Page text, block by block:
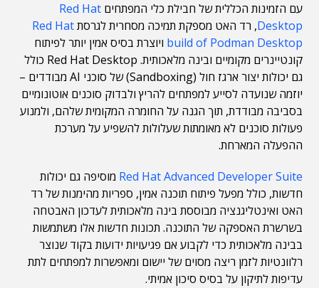
עם הזמינות הכללית של חבילת כלי המפתחים Red Hat
Desktop, רד האט מספקת תמיכה מסחרית לגרסתRed Hat
build of Podman Desktop ויוצרת בסיס אמין יותר לפיתוח
קונטיינרים מקומיים ובינה מלאכותית. Red Hat Desktop כולל
גם יכולות יצור ארגז חול (Sandboxing) של סוכני AI מבודדים –
יוזמה שנועדה לסייע למפתחים להריץ ולבדוק סוכנים אוטונומיים
בסביבה מבודדת, תוך הגנה על החומרה המקומית שלהם, ולמנוע
פעולות סוכנים לא מאומתות שעלולות להשפיע על מערכת
ההפעלה המארחת.
Red Hat Advanced Developer Suite מוסיפה גם יכולות
חדשות, כולל מפעל פיתוח תוכנה אמין, ספריות מהימנות של רד
האט ואינטליגנציה מבוססת בינה מלאכותית לעדכון האבטחה
בשרשרת האספקה של התוכנה. תכונות חדשות אלו משתמשות
בבינה מלאכותית כדי לקבוע אם פגיעויות ידועות בקוד שנוצר
רלוונטיות לזמן ריצה מסוים של יישום ומאפשרות למפתחים לתת
עדיפות לתיקון על בסיס סיכון אמיתי.